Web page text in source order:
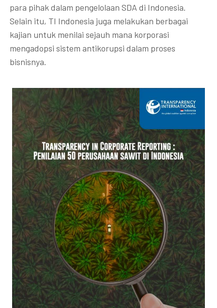
para pihak dalam pengelolaan SDA di Indonesia.
Selain itu, TI Indonesia juga melakukan berbagai
kajian untuk menilai sejauh mana korporasi
mengadopsi sistem antikorupsi dalam proses
bisnisnya.